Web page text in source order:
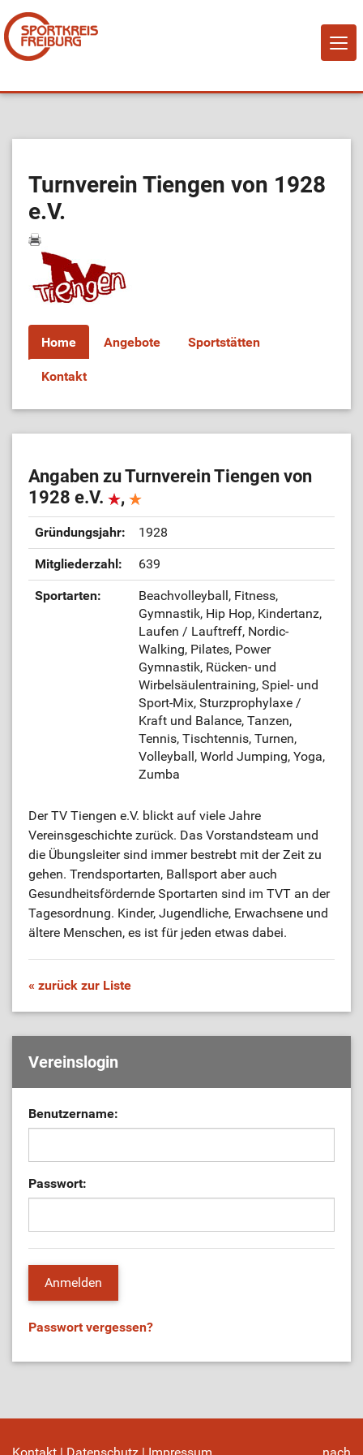
Mitglied werden!
Vereine
Sportangebote
Turnverein Tiengen von 1928
e.V.
Home Angebote Sportstätten
Kontakt
Angaben zu Turnverein Tiengen von
1928 e.V.
,
Gründungsjahr: 1928
Mitgliederzahl: 639
Sportarten:
Beachvolleyball, Fitness,
Gymnastik, Hip Hop, Kindertanz,
Laufen / Lauftreff, Nordic-
Walking, Pilates, Power
Gymnastik, Rücken- und
Wirbelsäulentraining, Spiel- und
Sport-Mix, Sturzprophylaxe /
Kraft und Balance, Tanzen,
Tennis, Tischtennis, Turnen,
Volleyball, World Jumping, Yoga,
Zumba
Der TV Tiengen e.V. blickt auf viele Jahre
Vereinsgeschichte zurück. Das Vorstandsteam und
die Übungsleiter sind immer bestrebt mit der Zeit zu
gehen. Trendsportarten, Ballsport aber auch
Gesundheitsfördernde Sportarten sind im TVT an der
Tagesordnung. Kinder, Jugendliche, Erwachsene und
ältere Menschen, es ist für jeden etwas dabei.
« zurück zur Liste
Vereinslogin
Benutzername:
Passwort:
Passwort vergessen?